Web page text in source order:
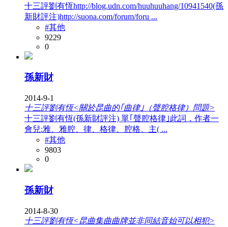
十三評劉有恆http://blog.udn.com/huuhuuhang/10941540(孫
新財評注)http://suona.com/forum/foru ...
#其他
9229
0
孫新財
2014-9-1
十三評劉有恆<關於昆曲的｢曲律｣（聲腔格律）問題>
十三評劉有恆(孫新財評注) 單｢聲腔格律｣此詞，作者一
會兒:雅、雅腔、律、格律、腔格、主( ...
#其他
9803
0
孫新財
2014-8-30
十三評劉有恆<昆曲集曲曲牌並非同結音始可以相犯>